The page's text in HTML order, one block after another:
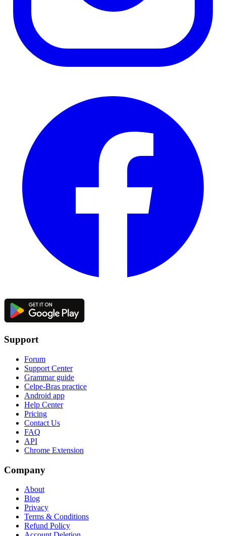
Support
Forum
Support Center
Grammar guide
Celpe-Bras practice
Android app
Help Center
Pricing
Contact Us
FAQ
API
Chrome Extension
Company
About
Blog
Privacy
Terms & Conditions
Refund Policy